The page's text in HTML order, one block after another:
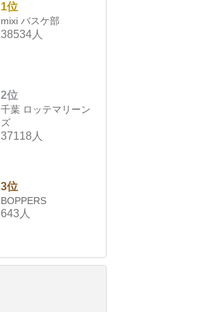
1位
mixi バスケ部
38534人
2位
千葉 ロッテマリーン
ズ
37118人
3位
BOPPERS
643人